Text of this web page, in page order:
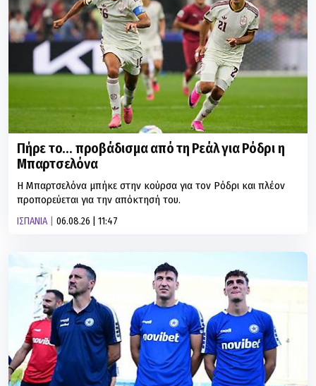
Πήρε το… προβάδισμα από τη Ρεάλ για Ρόδρι η
Μπαρτσελόνα
Η Μπαρτσελόνα μπήκε στην κούρσα για τον Ρόδρι και πλέον
προπορεύεται για την απόκτησή του.
ΙΣΠΑΝΙΑ 06.08.26 | 11:47